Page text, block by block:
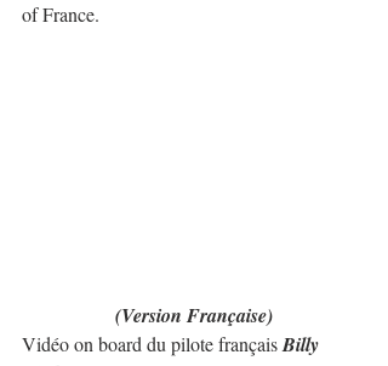
of France.
(Version Française)
Vidéo on board du pilote français Billy